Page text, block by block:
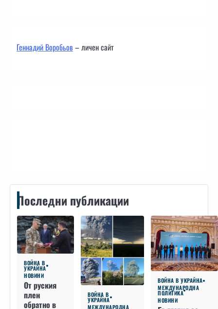
Геннадий Воробьов– личен сайт
Последни публикации
ВОЙНА В
УКРАЙНА
НОВИНИ
От руския
плен
обратно в
ВОЙНА В
УКРАЙНА
МЕЖДУНАРОДНА
ВОЙНА В УКРАЙНА
МЕЖДУНАРОДНА
ПОЛИТИКА
НОВИНИ